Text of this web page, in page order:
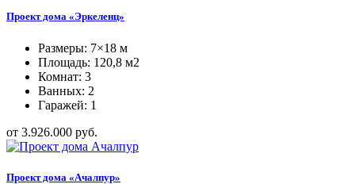
Проект дома «Эркеленц»
Размеры: 7×18 м
Площадь: 120,8 м2
Комнат: 3
Ванных: 2
Гаражей: 1
от 3.926.000 руб.
Проект дома «Ачалпур»